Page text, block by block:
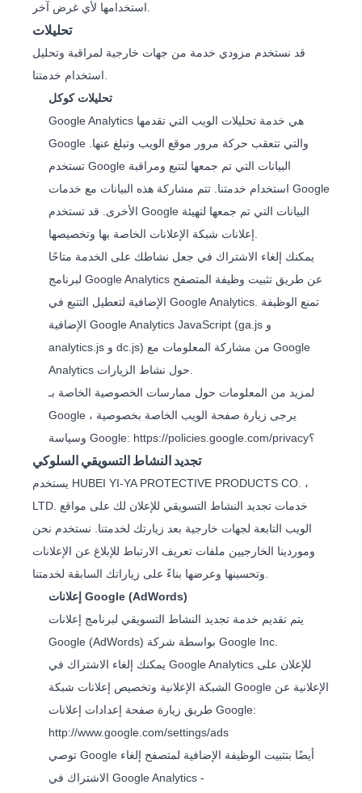
استخدامها لأي غرض آخر.
تحليلات
قد نستخدم مزودي خدمة من جهات خارجية لمراقبة وتحليل
استخدام خدمتنا.
تحليلات كوكل
Google Analytics هي خدمة تحليلات الويب التي تقدمها
Google والتي تتعقب حركة مرور موقع الويب وتبلغ عنها.
تستخدم Google البيانات التي تم جمعها لتتبع ومراقبة
استخدام خدمتنا. تتم مشاركة هذه البيانات مع خدمات Google
الأخرى. قد تستخدم Google البيانات التي تم جمعها لتهيئة
إعلانات شبكة الإعلانات الخاصة بها وتخصيصها.
يمكنك إلغاء الاشتراك في جعل نشاطك على الخدمة متاحًا
لبرنامج Google Analytics عن طريق تثبيت وظيفة المتصفح
الإضافية لتعطيل التتبع في Google Analytics. تمنع الوظيفة
الإضافية Google Analytics JavaScript (ga.js و
analytics.js و dc.js) من مشاركة المعلومات مع Google
Analytics حول نشاط الزيارات.
لمزيد من المعلومات حول ممارسات الخصوصية الخاصة بـ
Google ، يرجى زيارة صفحة الويب الخاصة بخصوصية
وسياسة Google:
https://policies.google.com/privacy؟
تجديد النشاط التسويقي السلوكي
يستخدم HUBEI YI-YA PROTECTIVE PRODUCTS CO. ،
LTD. خدمات تجديد النشاط التسويقي للإعلان لك على مواقع
الويب التابعة لجهات خارجية بعد زيارتك لخدمتنا. نستخدم نحن
وموردينا الخارجيين ملفات تعريف الارتباط للإبلاغ عن الإعلانات
وتحسينها وعرضها بناءً على زياراتك السابقة لخدمتنا.
إعلانات Google (AdWords)
يتم تقديم خدمة تجديد النشاط التسويقي لبرنامج إعلانات
Google (AdWords) بواسطة شركة Google Inc.
يمكنك إلغاء الاشتراك في Google Analytics للإعلان على
الشبكة الإعلانية وتخصيص إعلانات شبكة Google الإعلانية عن
طريق زيارة صفحة إعدادات إعلانات Google:
http://www.google.com/settings/ads
توصي Google أيضًا بتثبيت الوظيفة الإضافية لمتصفح إلغاء
الاشتراك في Google Analytics -